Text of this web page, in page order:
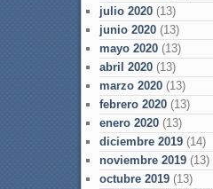
julio 2020(13)
junio 2020(13)
mayo 2020(13)
abril 2020(13)
marzo 2020(13)
febrero 2020(13)
enero 2020(13)
diciembre 2019(14)
noviembre 2019(13)
octubre 2019(13)